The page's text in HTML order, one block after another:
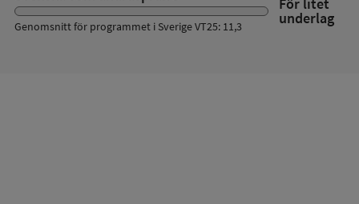
underlag
Genomsnitt för programmet i Sverige VT25: 11,3